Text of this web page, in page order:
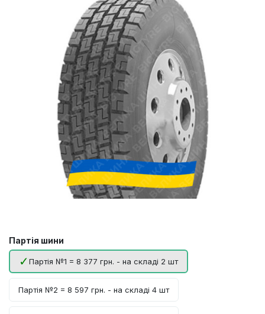
Партія шини
Партія №1 = 8 377 грн. - на складі 2 шт
Партія №2 = 8 597 грн. - на складі 4 шт